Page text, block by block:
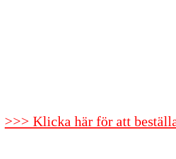
>>> Klicka här för att